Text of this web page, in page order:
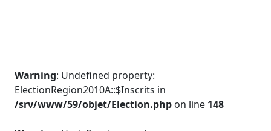
Warning: Undefined property:
ElectionRegion2010A::$Inscrits in
/srv/www/59/objet/Election.php on line 148